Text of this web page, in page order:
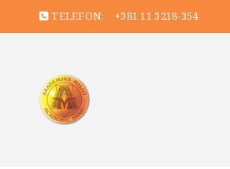
TELEFON: +381 11 3218-354